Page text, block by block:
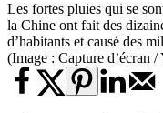
Les fortes pluies qui se
la Chine ont fait des
d’habitants et causé des
(Image : Capture d’écran /